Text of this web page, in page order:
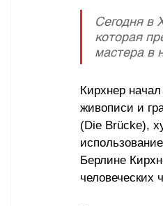
Сегодня в
которая
мастера в
Кирхнер
живописи и
(Die Brücke),
Берлине
человеческих